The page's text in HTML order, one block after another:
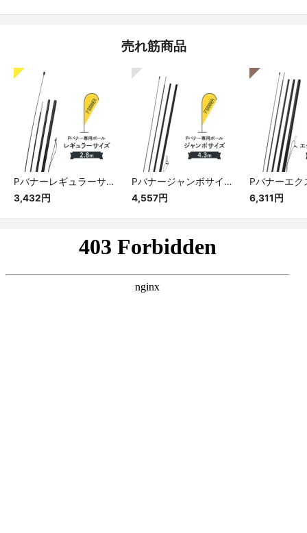
売れ筋商品
Pバナーレギュラーサイズ専用ポール
3,432円
Pバナージャンボサイズ専用ポール
4,557円
6,311円